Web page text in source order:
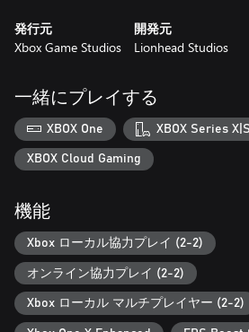
発行元
Xbox Game Studios
開発元
Lionhead Studios
一緒にプレイする
XBOX One XBOX Series X|S
XBOX Cloud Gaming
機能
Xbox ローカル協力プレイ (2-2)
オンライン協力プレイ (2-2)
Xbox ローカル マルチプレイヤー (2-2)